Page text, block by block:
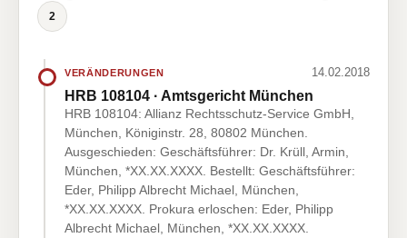
2
VERÄNDERUNGEN 14.02.2018
HRB 108104 · Amtsgericht München
HRB 108104: Allianz Rechtsschutz-Service GmbH,
München, Königinstr. 28, 80802 München.
Ausgeschieden: Geschäftsführer: Dr. Krüll, Armin,
München, *XX.XX.XXXX. Bestellt: Geschäftsführer:
Eder, Philipp Albrecht Michael, München,
*XX.XX.XXXX. Prokura erloschen: Eder, Philipp
Albrecht Michael, München, *XX.XX.XXXX.